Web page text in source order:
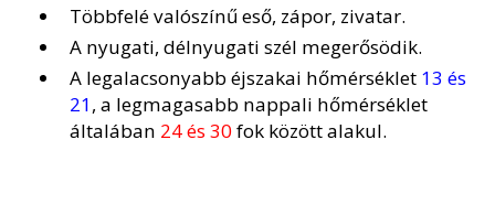
Többfelé valószínű eső, zápor, zivatar.
A nyugati, délnyugati szél megerősödik.
A legalacsonyabb éjszakai hőmérséklet 13 és
21, a legmagasabb nappali hőmérséklet
általában 24 és 30fok között alakul.